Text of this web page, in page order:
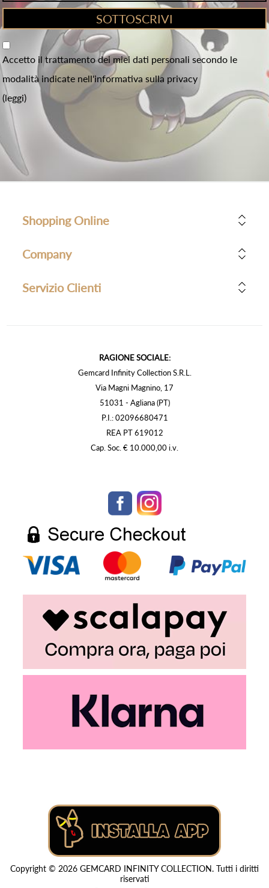
Accetto il trattamento dei miei dati personali secondo le
modalità indicate nell'informativa sulla privacy
(leggi)
Shopping Online
Company
Servizio Clienti
RAGIONE SOCIALE:
Gemcard Infinity Collection S.R.L.
Via Magni Magnino, 17
51031 - Agliana (PT)
P.I.: 02096680471
REA PT 619012
Cap. Soc. € 10.000,00 i.v.
Copyright © 2026 GEMCARD INFINITY COLLECTION. Tutti i diritti
riservati